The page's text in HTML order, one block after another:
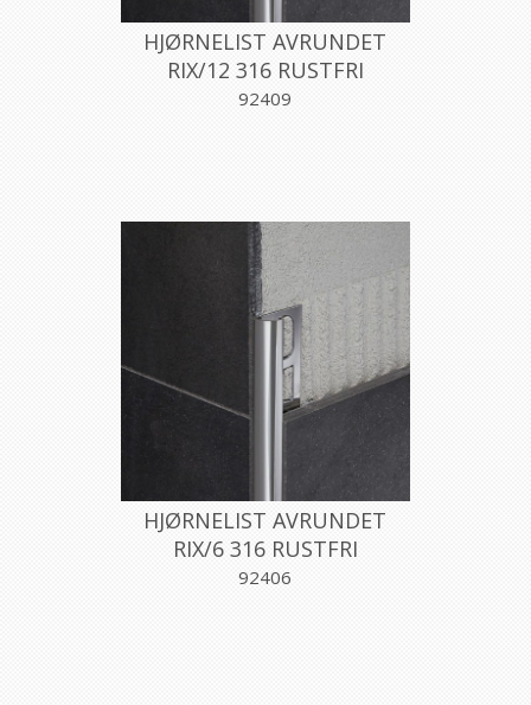
HJØRNELIST AVRUNDET
RIX/12 316 RUSTFRI
12,5MMX270CM, PROFILPAS
92409
HJØRNELIST AVRUNDET
RIX/6 316 RUSTFRI
6MMX270CM, PROFILPAS
92406